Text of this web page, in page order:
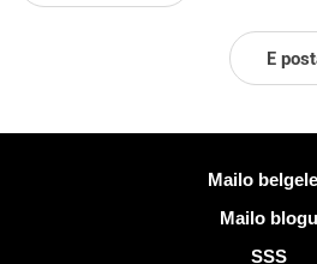
E
Mailo
Mailo blogu
SSS